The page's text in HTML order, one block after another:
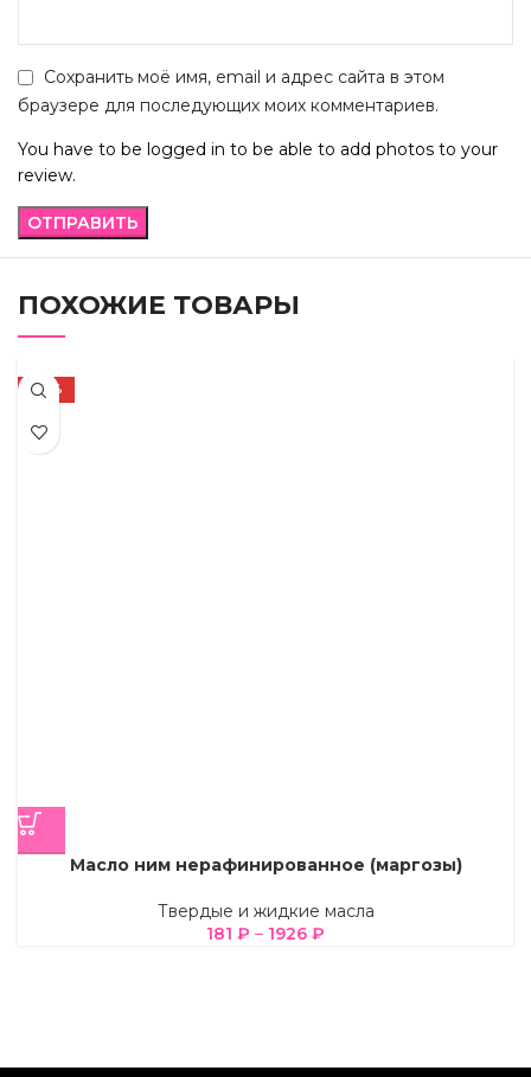
Сохранить моё имя, email и адрес сайта в этом
браузере для последующих моих комментариев.
You have to be logged in to be able to add photos to your
review.
ПОХОЖИЕ ТОВАРЫ
-67%
Масло ним нерафинированное (маргозы)
Твердые и жидкие масла
181 ₽ – 1926 ₽